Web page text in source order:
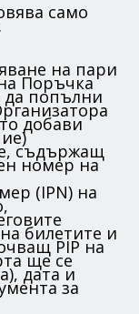
само
на пари
Поръчка
да попълни
добави
съдържащ
номер на
(IPN) на
билетите и
PIP на
ще се
дата и
за